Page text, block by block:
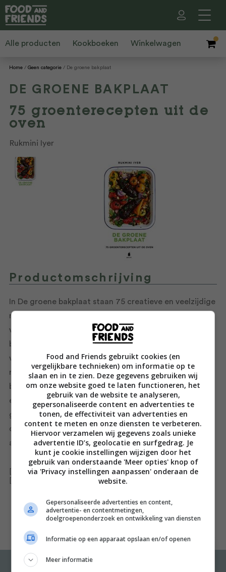
Alle producten Kookboeken Winkelwagen
Home Geen categorie De groene bakplaat
DE GROENE BAKPLAAT
75 groenterecepten uit de
oven
Rukmini Iyer
Productomschrijving
In De groene bakplaat staan 75 creatieve en veelzijdige
recepten waarmee je eenvoudig de lekkerste
veganistische en vegetarische ovengerechten kunt
bereiden. Het boek bestaat voor de ene helft uit
veganistische en voor de andere helft uit vegetarische
recepten. De hoofdstukken zijn ingedeeld op
bereidingstijd. Denk aan curry van geroosterde wortel
en bonen (30 min.), shakshuka uit de oven (45 min.) of
gevulde pompoen met salie en geitenkaas (1 uur). Snijd
de groenten, verdeel over de bakplaat, ga ontspannen
achterover zitten en laat de oven het werk doen.
[ywfbt_form product_id="23187"]
[recently_viewed_products]
Food and Friends gebruikt cookies (en
vergelijkbare technieken) om informatie op te
slaan en in te zien. Deze gegevens gebruiken wij
om onze website goed te laten functioneren, het
gebruik van de website te analyseren,
gepersonaliseerde content en advertenties te
tonen, de effectiviteit van advertenties en
content te meten en onze diensten te verbeteren.
Hiervoor verzamelen wij gegevens zoals unieke
advertentie ID’s, geolocatie en surfgedrag. Je
kunt je cookie instellingen wijzigen door het
gebruik van onderstaande 'Meer opties' knop of
via 'Privacy instellingen aanpassen' onderaan de
website.
Gepersonaliseerde advertenties en content,
advertentie- en contentmetingen,
doelgroepenonderzoek en ontwikkeling van diensten
Informatie op een apparaat opslaan en/of openen
Meer informatie